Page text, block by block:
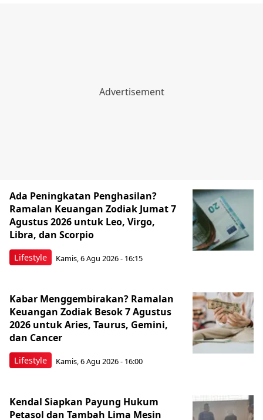
Lifestyle
Ada Peningkatan Penghasilan?
Ramalan Keuangan Zodiak Jumat 7
Agustus 2026 untuk Leo, Virgo,
Libra, dan Scorpio
Kamis, 6 Agu 2026 - 16:15
Lifestyle
Kabar Menggembirakan? Ramalan
Keuangan Zodiak Besok 7 Agustus
2026 untuk Aries, Taurus, Gemini,
dan Cancer
Kamis, 6 Agu 2026 - 16:00
Kendal Siapkan Payung Hukum
Petasol dan Tambah Lima Mesin